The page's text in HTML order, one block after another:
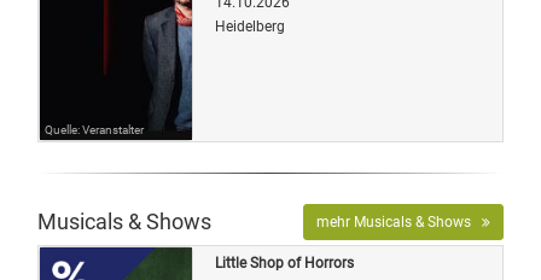
Quelle: Veranstalter
Heidelberg
Musicals & Shows mehr Musicals & Shows
Little Shop of Horrors